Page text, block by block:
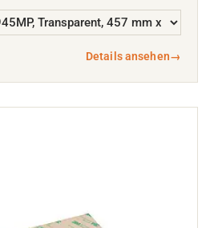
Details ansehen→